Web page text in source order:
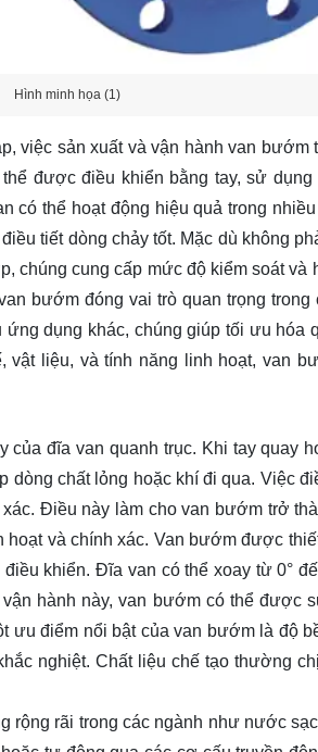
Hình minh họa (1)
việc sản xuất và vận hành van bướm
được điều khiển bằng tay, sử dụng
có thể hoạt động hiệu quả trong
tiết dòng chảy tốt. Mặc dù không
chúng cung cấp mức độ kiểm soát và
bướm đóng vai trò quan trọng
dụng khác, chúng giúp tối ưu hóa
liệu, và tính năng linh hoạt, van
đĩa van quanh trục. Khi tay quay
dòng chất lỏng hoặc khí đi qua. Việc
Điều này làm cho van bướm trở
và chính xác. Van bướm được
khiển. Đĩa van có thể xoay từ 0°
hành này, van bướm có thể được
điểm nổi bật của van bướm là độ
nghiệt. Chất liệu chế tạo thường
rãi trong các ngành như nước